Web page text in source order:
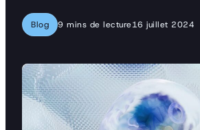
Blog 9 mins de lecture16 juillet 2024